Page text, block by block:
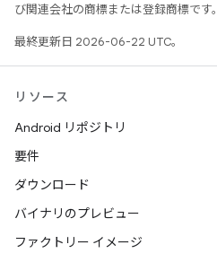
び関連会社の商標または登録商標です。
最終更新日 2026-06-22 UTC。
リソース
Android リポジトリ
要件
ダウンロード
バイナリのプレビュー
ファクトリー イメージ